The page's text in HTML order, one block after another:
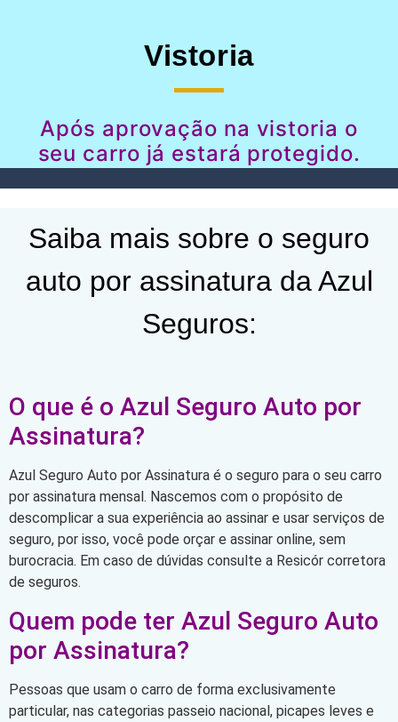
Vistoria
Após aprovação na vistoria o
seu carro já estará protegido.
Saiba mais sobre o seguro
auto por assinatura da Azul
Seguros:
O que é o Azul Seguro Auto por
Assinatura?
Azul Seguro Auto por Assinatura é o seguro para o seu carro
por assinatura mensal. Nascemos com o propósito de
descomplicar a sua experiência ao assinar e usar serviços de
seguro, por isso, você pode orçar e assinar online, sem
burocracia. Em caso de dúvidas consulte a Resicór corretora
de seguros.
Quem pode ter Azul Seguro Auto
por Assinatura?
Pessoas que usam o carro de forma exclusivamente
particular, nas categorias passeio nacional, picapes leves e